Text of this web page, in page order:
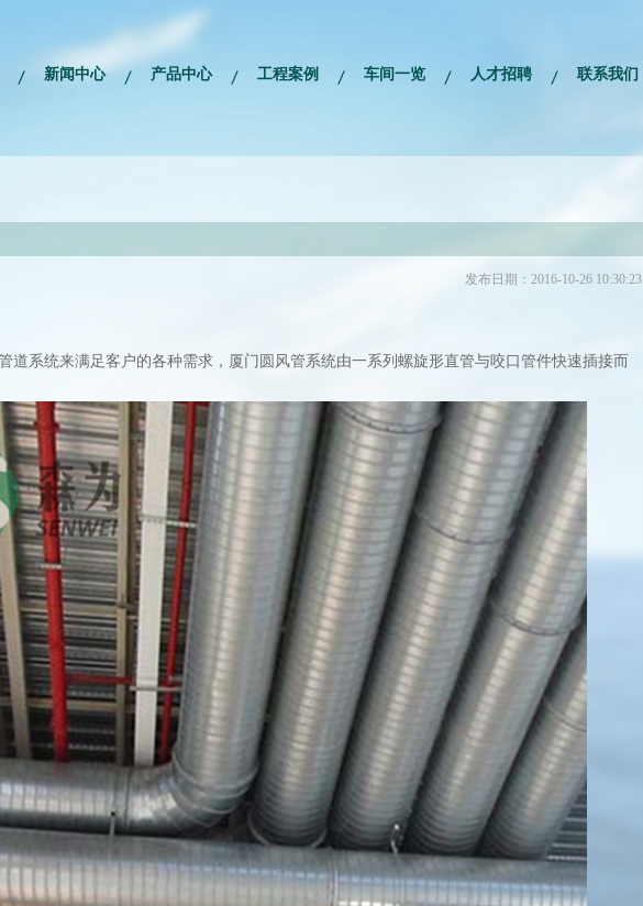
新闻中心 产品中心 工程案例 车间一览 人才招聘 联系我们
发布日期：2016-10-26 10:30:23
道系统来满足客户的各种需求，厦门圆风管系统由一系列螺旋形直管与咬口管件快速插接而